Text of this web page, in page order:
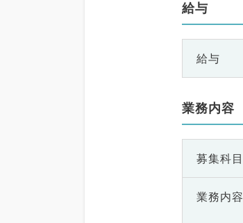
給与
給与
業務内容
募集科目
業務内容